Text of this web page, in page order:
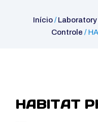
Início/Laboratory
Controle /
HABITAT